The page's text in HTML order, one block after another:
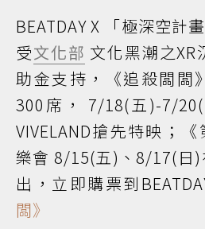
BEATDAY X 「極深空計
受文化部 文化黑潮之XR
助金支持，《追殺闆闆
300席， 7/18(五)-7/
VIVELAND搶先特映；
樂會 8/15(五)、8/17(日)
出，立即購票到
闆》